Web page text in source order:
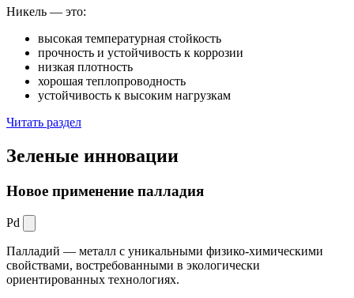
Никель — это:
высокая температурная стойкость
прочность и устойчивость к коррозии
низкая плотность
хорошая теплопроводность
устойчивость к высоким нагрузкам
Читать раздел
Зеленые инновации
Новое применение палладия
Pd
Палладий — металл с уникальными физико-химическими
свойствами, востребованными в экологически
ориентированных технологиях.